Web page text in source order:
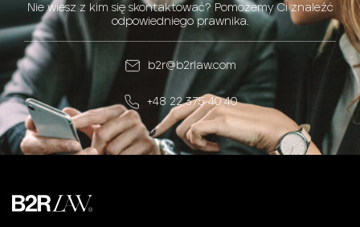
Nie wiesz z kim się skontaktować? Pomożemy Ci znaleźć
odpowiedniego prawnika.
b2r@b2rlaw.com
+48 22 375 40 40